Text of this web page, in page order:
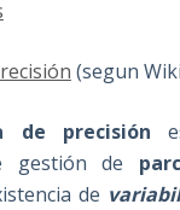
(segun
de precisión
gestión de
de